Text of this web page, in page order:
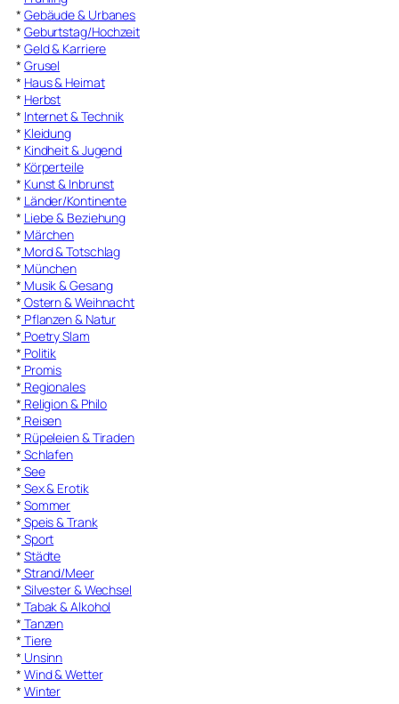
* Gebäude & Urbanes
* Geburtstag/Hochzeit
* Geld & Karriere
* Grusel
* Haus & Heimat
* Herbst
* Internet & Technik
* Kleidung
* Kindheit & Jugend
* Körperteile
* Kunst & Inbrunst
* Länder/Kontinente
* Liebe & Beziehung
* Märchen
* Mord & Totschlag
* München
* Musik & Gesang
* Ostern & Weihnacht
* Pflanzen & Natur
* Poetry Slam
* Politik
* Promis
* Regionales
* Religion & Philo
* Reisen
* Rüpeleien & Tiraden
* Schlafen
* See
* Sex & Erotik
* Sommer
* Speis & Trank
* Sport
* Städte
* Strand/Meer
* Silvester & Wechsel
* Tabak & Alkohol
* Tanzen
* Tiere
* Unsinn
* Wind & Wetter
* Winter